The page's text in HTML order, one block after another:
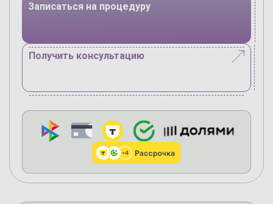
Записаться на процедуру
Получить консультацию